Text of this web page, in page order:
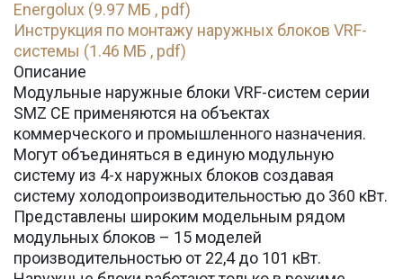
Energolux (9.97 МБ , pdf)
Инструкция по монтажу наружных блоков VRF-
системы (1.46 МБ , pdf)
Описание
Модульные наружные блоки VRF-систем серии
SMZ CE применяются на объектах
коммерческого и промышленного назначения.
Могут объединяться в единую модульную
систему из 4-х наружных блоков создавая
систему холодопроизводительностью до 360 кВт.
Представлены широким модельным рядом
модульных блоков – 15 моделей
производительностью от 22,4 до 101 кВт.